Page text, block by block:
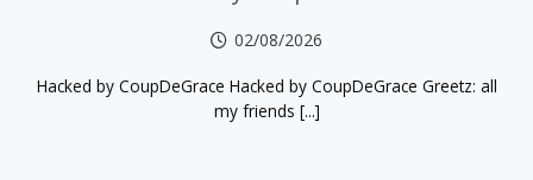
02/08/2026
Hacked by CoupDeGrace Hacked by CoupDeGrace Greetz: all
my friends [...]